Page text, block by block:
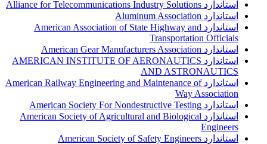
استاندارد Alliance for Telecommunications Industry Solutions
استاندارد Aluminum Association
استاندارد American Association of State Highway and
Transportation Officials
استاندارد American Gear Manufacturers Association
استاندارد AMERICAN INSTITUTE OF AERONAUTICS
AND ASTRONAUTICS
استاندارد American Railway Engineering and Maintenance of
Way Association
استاندارد American Society For Nondestructive Testing
استاندارد American Society of Agricultural and Biological
Engineers
استاندارد American Society of Safety Engineers